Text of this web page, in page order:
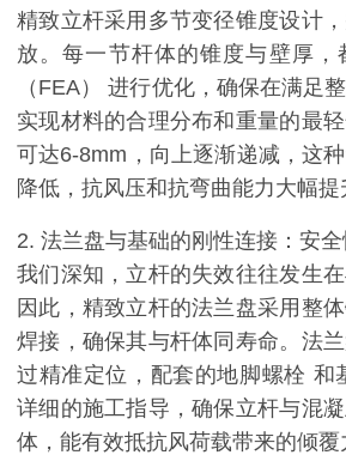
精致立杆采用多节变径锥度设计
放。每一节杆体的锥度与壁厚，
（FEA） 进行优化，确保在满足
实现材料的合理分布和重量的最
可达6-8mm，向上逐渐递减，这
降低，抗风压和抗弯曲能力大幅提
2. 法兰盘与基础的刚性连接：安
我们深知，立杆的失效往往发生在
因此，精致立杆的法兰盘采用整
焊接，确保其与杆体同寿命。法
过精准定位，配套的地脚螺栓 和
详细的施工指导，确保立杆与混
体，能有效抵抗风荷载带来的倾覆